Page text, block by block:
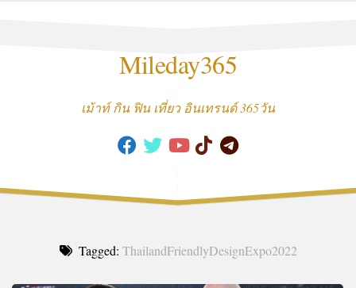
Mileday365
เม้าท์ กิน ฟิน เที่ยว อินเทรนด์ 365วัน
Tagged: ThailandFriendlyDesignExpo2022